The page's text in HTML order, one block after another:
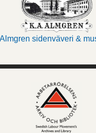
Almgren sidenväveri &